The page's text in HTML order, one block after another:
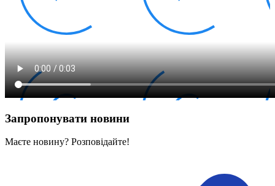
Запропонувати новини
Маєте новину? Розповідайте!